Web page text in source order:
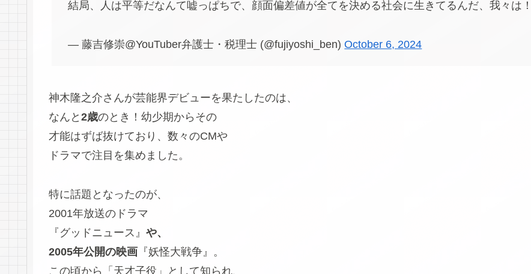
結局、人は平等だなんて嘘っぱちで、顔面偏差値が全てを決める社会に生きてるんだ、我々は！
— 藤吉修崇@YouTuber弁護士・税理士 (@fujiyoshi_ben)October 6, 2024
神木隆之介さんが芸能界デビューを果たしたのは、
なんと 2歳のとき！幼少期からその
才能はずば抜けており、数々のCMや
ドラマで注目を集めました。
特に話題となったのが、
2001年放送のドラマ
『グッドニュース』 や、
2005年公開の映画 『妖怪大戦争』。
この頃から「天才子役」として知られ、